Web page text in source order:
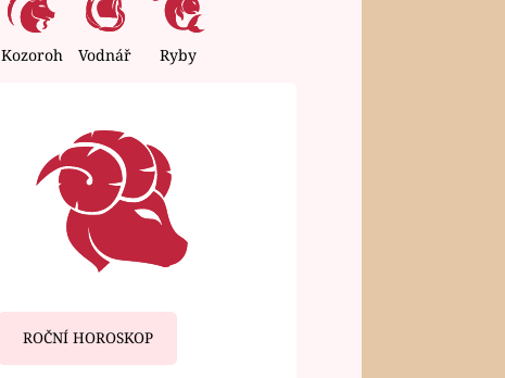
Kozoroh Vodnář Ryby
ROČNÍ HOROSKOP